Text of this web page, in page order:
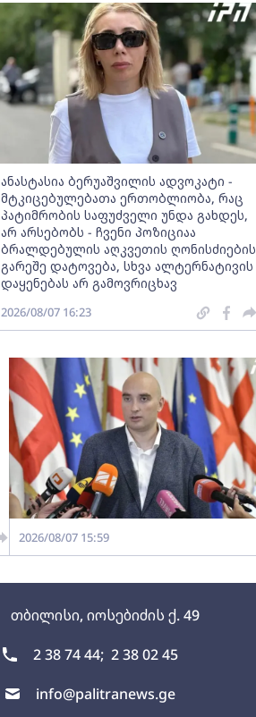
თბილისი, იოსებიძის ქ. 49
2 38 74 44; 2 38 02 45
info@palitranews.ge
ანასტასია ბერუაშვილის ადვოკატი -
მტკიცებულებათა ერთობლიობა, რაც
პატიმრობის საფუძველი უნდა გახდეს,
არ არსებობს - ჩვენი პოზიციაა
ბრალდებულის აღკვეთის ღონისძიების
გარეშე დატოვება, სხვა ალტერნატივის
დაყენებას არ გამოვრიცხავ
2026/08/07 16:23
2026/08/07 15:59